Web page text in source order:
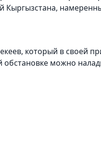
который в своей
можно